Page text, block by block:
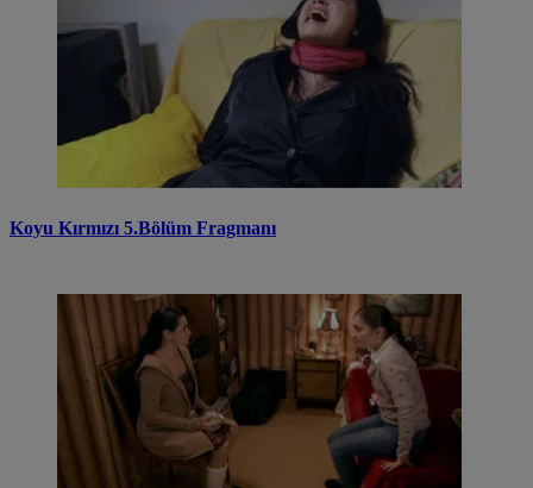
Koyu Kırmızı 5.Bölüm Fragmanı